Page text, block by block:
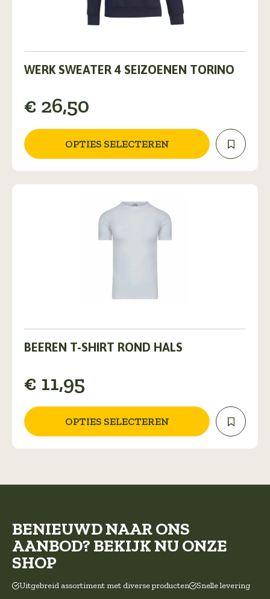
WERK SWEATER 4 SEIZOENEN TORINO
€ 26,50
OPTIES SELECTEREN
product
variaties.
Deze
kan
gekozen
worden
op
BEEREN T-SHIRT ROND HALS
€ 11,95
OPTIES SELECTEREN
product
variaties.
Deze
kan
gekozen
worden
op
BENIEUWD NAAR ONS
AANBOD? BEKIJK NU ONZE
SHOP
Uitgebreid assortiment met diverse producten Snelle levering